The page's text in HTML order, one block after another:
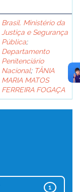
Brasil. Ministério da
Justiça e Segurança
Pública;
Departamento
Penitenciário
Nacional; TÂNIA
MARIA MATOS
FERREIRA FOGAÇA
1